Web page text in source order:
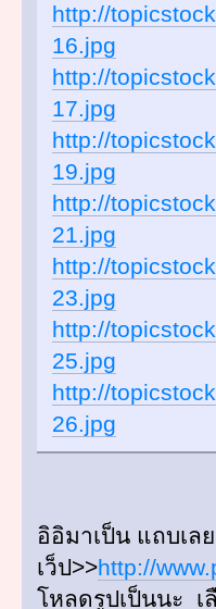
http://
16.jpg
http://
17.jpg
http://
19.jpg
http://
21.jpg
http://
23.jpg
http://
25.jpg
http://
26.jpg
อิอิมาเป็น แถบเล
เว็ป>>http://
โหลดรูปเป็นนะ เ